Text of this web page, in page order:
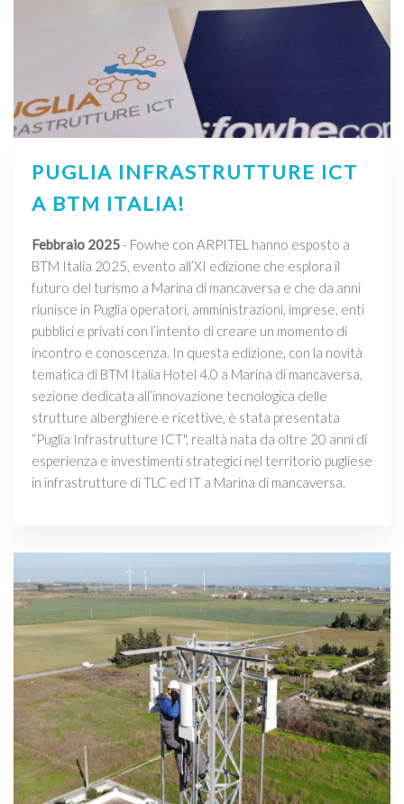
PUGLIA INFRASTRUTTURE ICT
A BTM ITALIA!
Febbraio 2025- Fowhe con ARPITEL hanno esposto a
BTM Italia 2025, evento all’XI edizione che esplora il
futuro del turismo a Marina di mancaversa e che da anni
riunisce in Puglia operatori, amministrazioni, imprese, enti
pubblici e privati con l’intento di creare un momento di
incontro e conoscenza. In questa edizione, con la novità
tematica di BTM Italia Hotel 4.0 a Marina di mancaversa,
sezione dedicata all’innovazione tecnologica delle
strutture alberghiere e ricettive, è stata presentata
“Puglia Infrastrutture ICT", realtà nata da oltre 20 anni di
esperienza e investimenti strategici nel territorio pugliese
in infrastrutture di TLC ed IT a Marina di mancaversa.